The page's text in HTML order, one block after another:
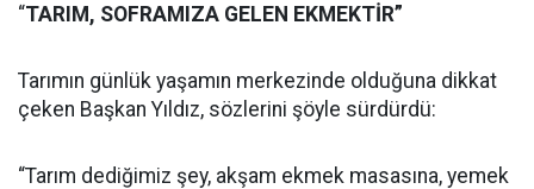
“TARIM, SOFRAMIZA GELEN EKMEKTİR”
Tarımın günlük yaşamın merkezinde olduğuna dikkat
çeken Başkan Yıldız, sözlerini şöyle sürdürdü:
“Tarım dediğimiz şey, akşam ekmek masasına, yemek